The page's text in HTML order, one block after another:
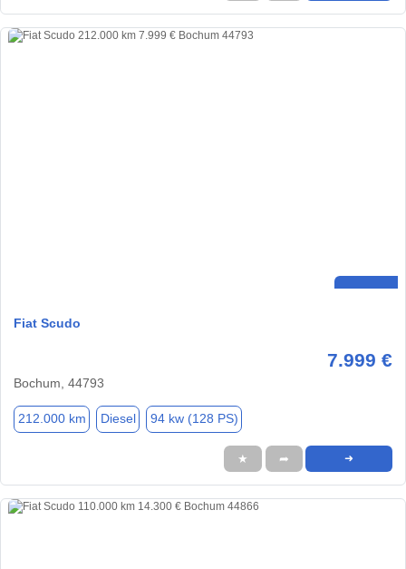
Fiat Scudo
7.999 €
Bochum, 44793
212.000 km Diesel 94 kw (128 PS)
★ ➦ ➜